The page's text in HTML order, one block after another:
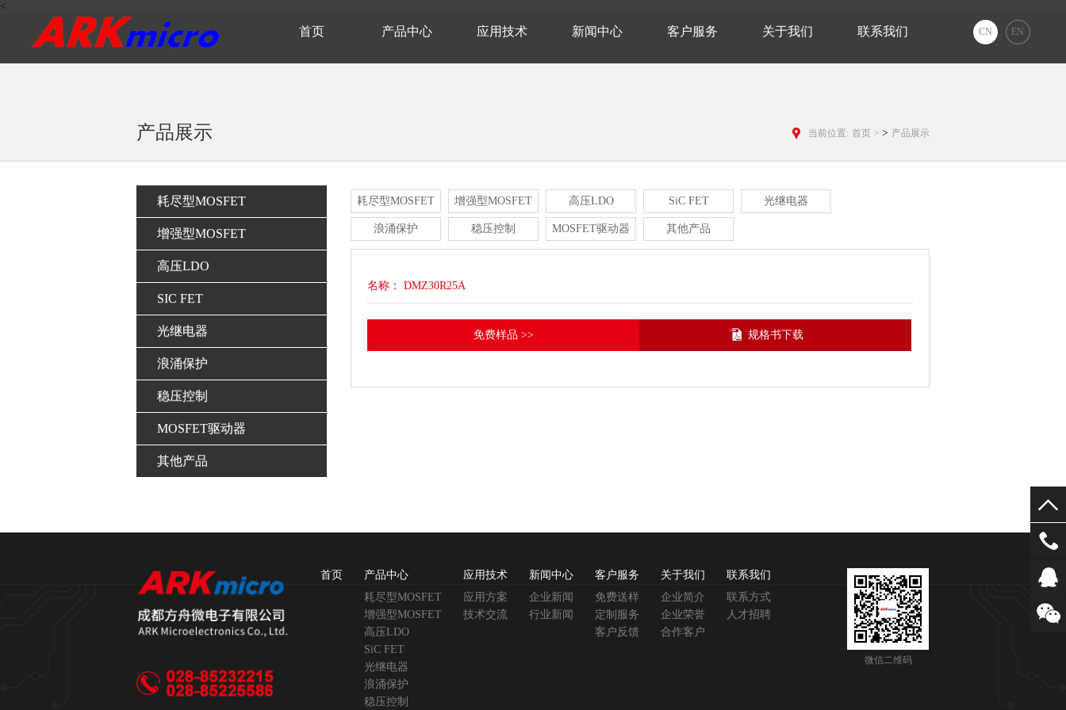
首页 产品中心 应用技术 新闻中心 客户服务 关于我们 联系我们 CN EN
<
产品展示 当前位置: 首页 > > 产品展示
耗尽型MOSFET
增强型MOSFET
高压LDO
SIC FET
光继电器
浪涌保护
稳压控制
MOSFET驱动器
其他产品
耗尽型MOSFET 增强型MOSFET 高压LDO SiC FET 光继电器
浪涌保护 稳压控制 MOSFET驱动器 其他产品
名称： DMZ30R25A
免费样品 >> 规格书下载
首页
产品中心
耗尽型MOSFET
增强型MOSFET
高压LDO
SiC FET
光继电器
浪涌保护
稳压控制
应用技术
应用方案
技术交流
新闻中心
企业新闻
行业新闻
客户服务
免费送样
定制服务
客户反馈
关于我们
企业简介
企业荣誉
合作客户
联系我们
联系方式
人才招聘
微信二维码